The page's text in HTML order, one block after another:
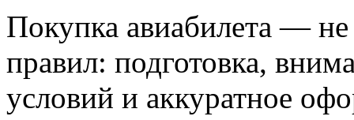
Покупка авиабилета —
правил: подготовка,
условий и аккуратное